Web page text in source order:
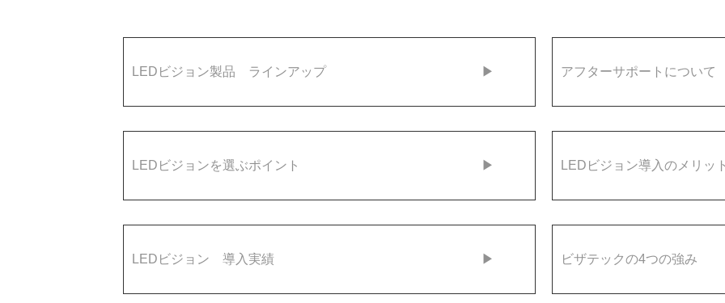
LEDビジョン製品 ラインアップ ▶ アフターサ
LEDビジョンを選ぶポイント ▶ LEDビジョン
LEDビジョン 導入実績 ▶ ビザテック